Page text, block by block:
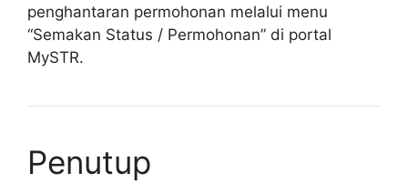
penghantaran permohonan melalui menu
“Semakan Status / Permohonan” di portal
MySTR.
Penutup